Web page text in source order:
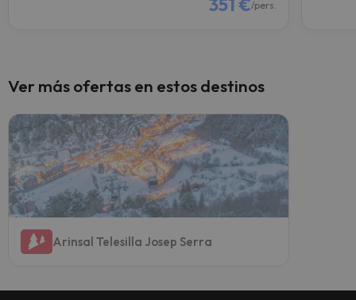
351 €/pers.
Ver más ofertas en estos destinos
Arinsal Telesilla Josep Serra